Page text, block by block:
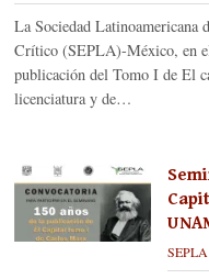
La Sociedad Latinoamericana
Crítico (SEPLA)-México, en
publicación del Tomo I de El
licenciatura y de…
SEPLA